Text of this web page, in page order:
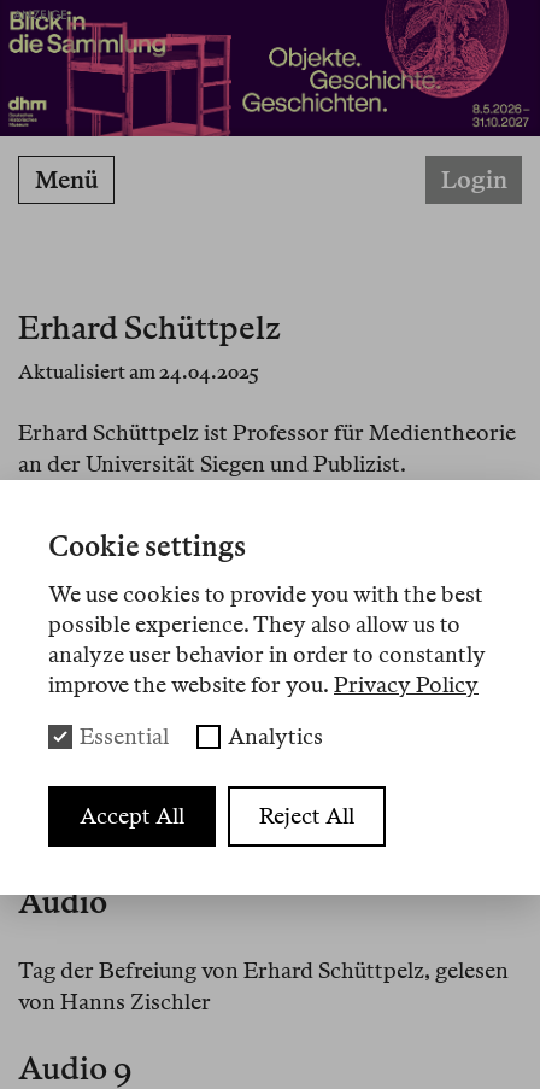
ANZEIGE
Menü Login
Erhard Schüttpelz
Aktualisiert am 24.04.2025
Erhard Schüttpelz ist Professor für Medientheorie
an der Universität Siegen und Publizist.
Artikel
Nº 11
Tag der Befreiung
Audio
Tag der Befreiung von Erhard Schüttpelz, gelesen
von Hanns Zischler
Audio 9
Cookie settings
We use cookies to provide you with the best
possible experience. They also allow us to
analyze user behavior in order to constantly
improve the website for you. Privacy Policy
Essential Analytics
Accept All Reject All